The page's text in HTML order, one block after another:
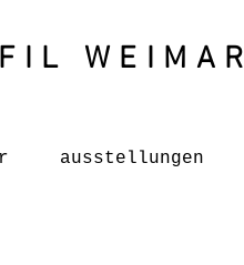
WEIMAR
ausstellungen